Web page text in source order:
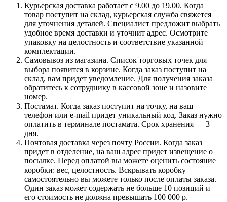
Курьерская доставка работает с 9.00 до 19.00. Когда
товар поступит на склад, курьерская служба свяжется
для уточнения деталей. Специалист предложит выбрать
удобное время доставки и уточнит адрес. Осмотрите
упаковку на целостность и соответствие указанной
комплектации.
Самовывоз из магазина. Список торговых точек для
выбора появится в корзине. Когда заказ поступит на
склад, вам придет уведомление. Для получения заказа
обратитесь к сотруднику в кассовой зоне и назовите
номер.
Постамат. Когда заказ поступит на точку, на ваш
телефон или e-mail придет уникальный код. Заказ нужно
оплатить в терминале постамата. Срок хранения — 3
дня.
Почтовая доставка через почту России. Когда заказ
придет в отделение, на ваш адрес придет извещение о
посылке. Перед оплатой вы можете оценить состояние
коробки: вес, целостность. Вскрывать коробку
самостоятельно вы можете только после оплаты заказа.
Один заказ может содержать не больше 10 позиций и
его стоимость не должна превышать 100 000 р.